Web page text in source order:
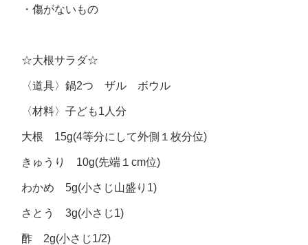
・傷がないもの
☆大根サラダ☆
〈道具〉鍋2つ ザル ボウル
〈材料〉子ども1人分
大根 15g(4等分にして外側１枚分位)
きゅうり 10g(先端１cm位)
わかめ 5g(小さじ山盛り1)
さとう 3g(小さじ1)
酢 2g(小さじ1/2)